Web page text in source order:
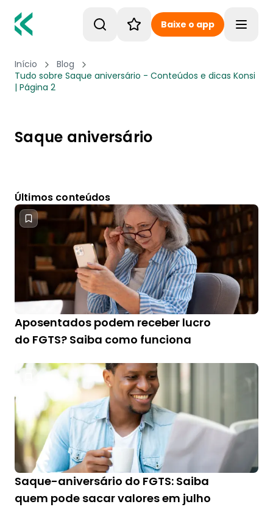
Baixe o app
Início
Blog
Tudo sobre Saque aniversário - Conteúdos e dicas Konsi
| Página 2
Saque aniversário
Últimos conteúdos
Aposentados podem receber lucro
do FGTS? Saiba como funciona
Saque-aniversário do FGTS: Saiba
quem pode sacar valores em julho